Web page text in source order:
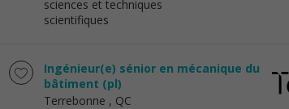
sciences et techniques
scientifiques
Ingénieur(e) sénior en mécanique du
bâtiment (pl)
Terrebonne , QC